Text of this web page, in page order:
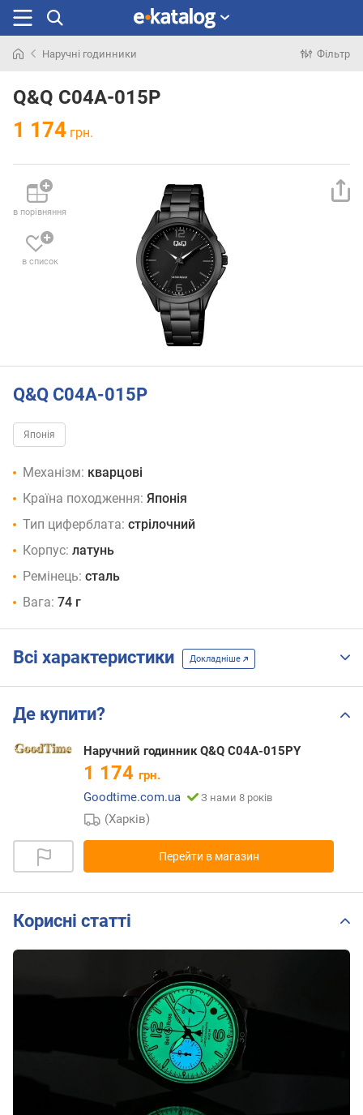
раніше
Наручні годинники Фільтр
Q&Q C04A-015P
1 174 грн.
в порівняння
в список
Q&Q C04A-015P
Японія
Механізм: кварцові
Країна походження: Японія
Тип циферблата: стрілочний
Корпус: латунь
Ремінець: сталь
Вага: 74 г
Всі характеристики Докладніше
Де купити?
Наручний годинник Q&Q C04A-015PY
1 174 грн.
Goodtime.com.ua
З нами 8 років
(Харків)
Перейти в магазин
Корисні статті